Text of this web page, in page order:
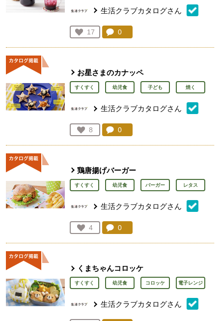
生活クラブカタログさん
お気に入り登録：
17
人が登録
コメント：
0
お星さまのカナッペ
すくすく 幼児食 子ども 焼く
生活クラブカタログさん
お気に入り登録：
8
人が登録
コメント：
0
鶏唐揚げバーガー
すくすく 幼児食 バーガー レタス
生活クラブカタログさん
お気に入り登録：
4
人が登録
コメント：
0
くまちゃんコロッケ
すくすく 幼児食 コロッケ 電子レンジ
生活クラブカタログさん